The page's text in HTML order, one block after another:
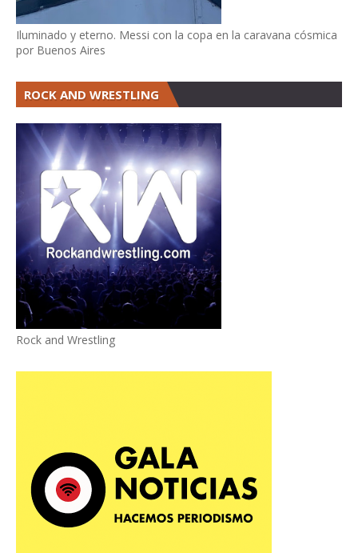
Iluminado y eterno. Messi con la copa en la caravana cósmica
por Buenos Aires
ROCK AND WRESTLING
Rock and Wrestling